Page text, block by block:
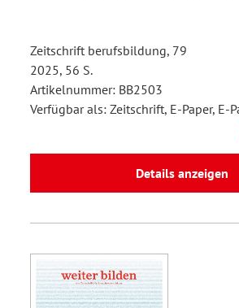
Zeitschrift berufsbildung, 79
2025, 56 S.
Artikelnummer: BB2503
Verfügbar als: Zeitschrift, E-Paper, E-
Details anzeigen